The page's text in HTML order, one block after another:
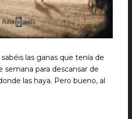
sabéis las ganas que tenía de
semana para descansar de
las haya. Pero bueno, al